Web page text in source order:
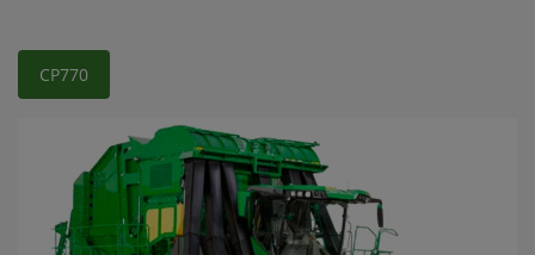
CP770